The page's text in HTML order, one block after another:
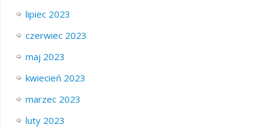
lipiec 2023
czerwiec 2023
maj 2023
kwiecień 2023
marzec 2023
luty 2023